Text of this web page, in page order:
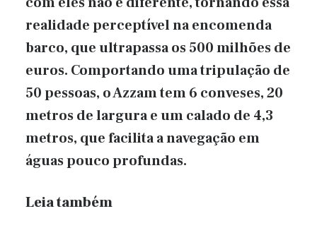
realidade perceptível na encomenda
barco, que ultrapassa os 500 milhões de
euros. Comportando uma tripulação de
50 pessoas, o Azzam tem 6 conveses, 20
metros de largura e um calado de 4,3
metros, que facilita a navegação em
águas pouco profundas.
Leia também